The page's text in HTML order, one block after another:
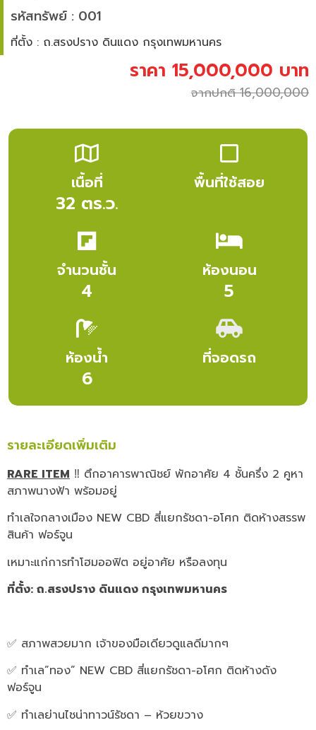
รหัสทรัพย์ : 001
ที่ตั้ง : ถ.สรงปราง ดินแดง กรุงเทพมหานคร
ราคา 15,000,000 บาท
จากปกติ 16,000,000
เนื้อที่
32 ตร.ว.
พื้นที่ใช้สอย
จำนวนชั้น
4
ห้องนอน
5
ห้องน้ำ
6
ที่จอดรถ
รายละเอียดเพิ่มเติม
RARE ITEM ‼ ตึกอาคารพาณิชย์ พักอาศัย 4 ชั้นครึ่ง 2 คูหา
สภาพนางฟ้า พร้อมอยู่
ทำเลใจกลางเมือง NEW CBD สี่แยกรัชดา-อโศก ติดห้างสรรพ
สินค้า ฟอร์จูน
เหมาะแก่การทำโฮมออฟิต อยู่อาศัย หรือลงทุน
ที่ตั้ง: ถ.สรงปราง ดินแดง กรุงเทพมหานคร
✅ สภาพสวยมาก เจ้าของมือเดียวดูแลดีมากๆ
✅ ทำเล”ทอง” NEW CBD สี่แยกรัชดา-อโศก ติดห้างดัง
ฟอร์จูน
✅ ทำเลย่านไชน่าทาวน์รัชดา – ห้วยขวาง